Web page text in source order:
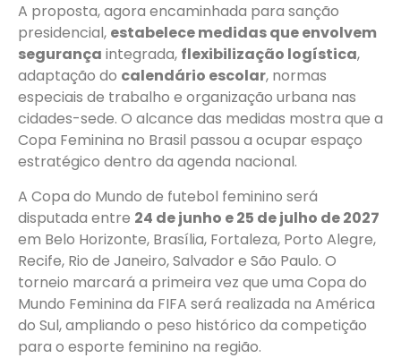
A proposta, agora encaminhada para sanção
presidencial, estabelece medidas que envolvem
segurança integrada, flexibilização logística,
adaptação do calendário escolar, normas
especiais de trabalho e organização urbana nas
cidades-sede. O alcance das medidas mostra que a
Copa Feminina no Brasil passou a ocupar espaço
estratégico dentro da agenda nacional.
A Copa do Mundo de futebol feminino será
disputada entre 24 de junho e 25 de julho de 2027
em Belo Horizonte, Brasília, Fortaleza, Porto Alegre,
Recife, Rio de Janeiro, Salvador e São Paulo. O
torneio marcará a primeira vez que uma Copa do
Mundo Feminina da FIFA será realizada na América
do Sul, ampliando o peso histórico da competição
para o esporte feminino na região.